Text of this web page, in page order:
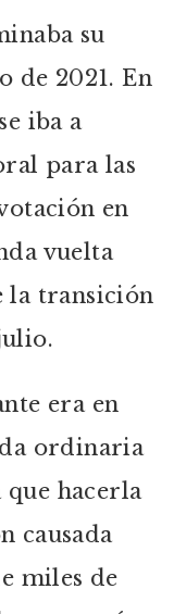
su
de 2021. En
iba a
para las
en
vuelta
la transición
era en
ordinaria
hacerla
causada
miles de